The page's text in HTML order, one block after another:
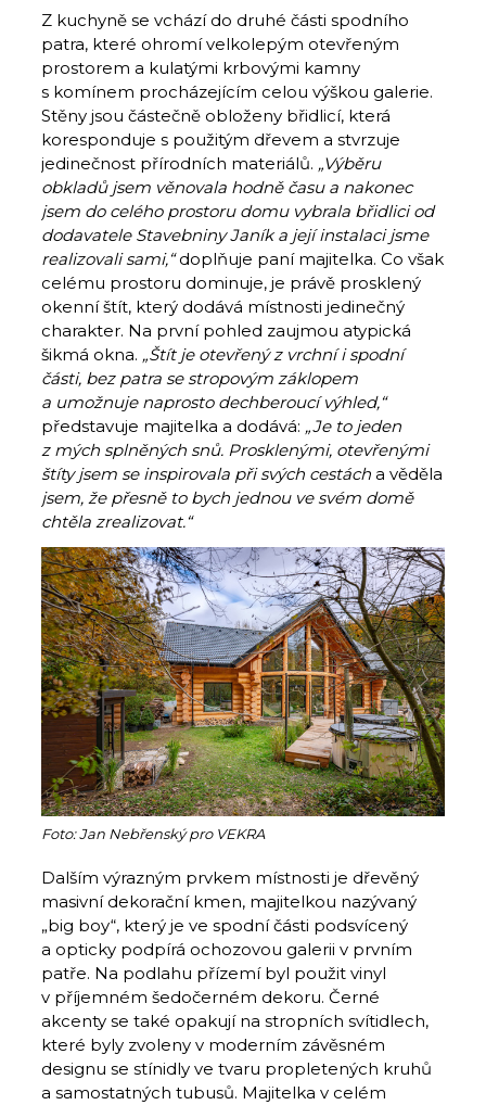
Z kuchyně se vchází do druhé části spodního
patra, které ohromí velkolepým otevřeným
prostorem a kulatými krbovými kamny
s komínem procházejícím celou výškou galerie.
Stěny jsou částečně obloženy břidlicí, která
koresponduje s použitým dřevem a stvrzuje
jedinečnost přírodních materiálů. „Výběru
obkladů jsem věnovala hodně času a nakonec
jsem do celého prostoru domu vybrala břidlici od
dodavatele Stavebniny Janík a její instalaci jsme
realizovali sami,“doplňuje paní majitelka. Co však
celému prostoru dominuje, je právě prosklený
okenní štít, který dodává místnosti jedinečný
charakter. Na první pohled zaujmou atypická
šikmá okna. „Štít je otevřený z vrchní i spodní
části, bez patra se stropovým záklopem
a umožnuje naprosto dechberoucí výhled,“
představuje majitelka a dodává: „Je to jeden
z mých splněných snů. Prosklenými, otevřenými
štíty jsem se inspirovala při svých cestách a věděla
jsem, že přesně to bych jednou ve svém domě
chtěla zrealizovat.“
Foto: Jan Nebřenský pro VEKRA
Dalším výrazným prvkem místnosti je dřevěný
masivní dekorační kmen, majitelkou nazývaný
„big boy“, který je ve spodní části podsvícený
a opticky podpírá ochozovou galerii v prvním
patře. Na podlahu přízemí byl použit vinyl
v příjemném šedočerném dekoru. Černé
akcenty se také opakují na stropních svítidlech,
které byly zvoleny v moderním závěsném
designu se stínidly ve tvaru propletených kruhů
a samostatných tubusů. Majitelka v celém